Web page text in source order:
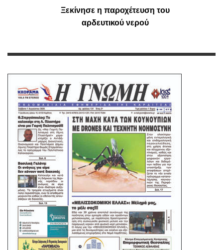
Ξεκίνησε η παροχέτευση του
αρδευτικού νερού